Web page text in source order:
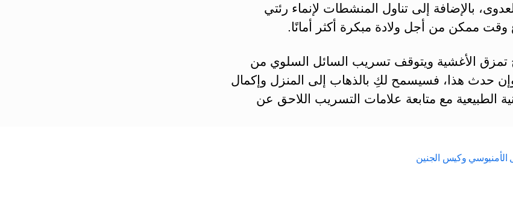
بالإضافة إلى تناول المنشطات لإنماء رئتي
ممكن من أجل ولادة مبكرة أكثر أمانًا.
تمزق الأغشية ويتوقف تسريب السائل السلوي من
حدث هذا، فسيسمح لكِ بالذهاب إلى المنزل وإكمال
الطبيعية مع متابعة علامات التسريب اللاحق عن
الأمنيوسي وكيس الجنين